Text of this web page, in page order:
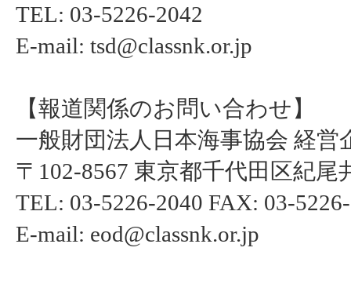
TEL: 03-5226-2042
E-mail: tsd@classnk.or.jp
【報道関係のお問い合わせ】
一般財団法人日本海事協会 経
〒102-8567 東京都千代田区紀尾
TEL: 03-5226-2040 FAX: 03-
E-mail: eod@classnk.or.jp